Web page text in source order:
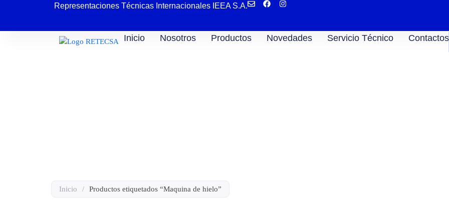
Representaciones Técnicas Internacionales IEEA S.A.
Inicio Nosotros Productos Novedades Servicio Técnico Contactos
Inicio / Productos etiquetados “Maquina de hielo”